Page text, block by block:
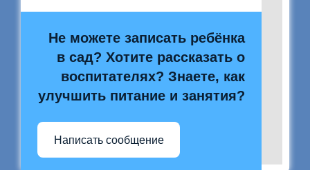
Не можете записать ребёнка
в сад? Хотите рассказать о
воспитателях? Знаете, как
улучшить питание и занятия?
Написать сообщение